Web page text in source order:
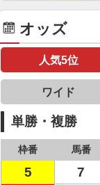
オッズ
人気5位
ワイド
単勝・複勝
枠番 馬番
5 7